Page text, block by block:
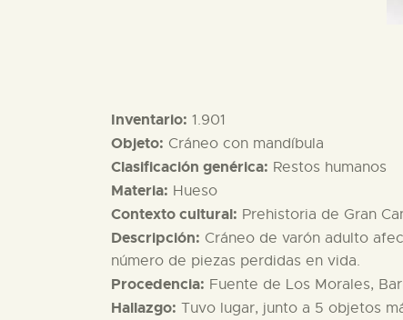
Inventario: 1.901
Objeto: Cráneo con mandíbula
Clasificación genérica: Restos humanos
Materia: Hueso
Contexto cultural: Prehistoria de Gran
Descripción: Cráneo de varón adulto
número de piezas perdidas en vida.
Procedencia: Fuente de Los Morales,
Hallazgo: Tuvo lugar, junto a 5 objetos